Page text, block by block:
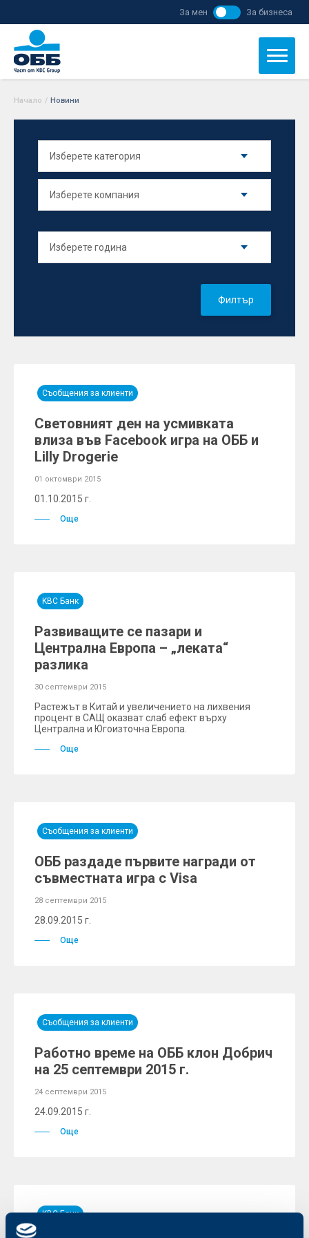
За мен За бизнеса
Начало / Новини
Филтър
Съобщения за клиенти
Световният ден на усмивката
влиза във Facebook игра на ОББ и
Lilly Drogerie
01 октомври 2015
01.10.2015 г.
Още
KBC Банк
Развиващите се пазари и
Централна Европа – „леката“
разлика
30 септември 2015
Растежът в Китай и увеличението на лихвения
процент в САЩ оказват слаб ефект върху
Централна и Югоизточна Европа.
Още
Съобщения за клиенти
ОББ раздаде първите награди от
съвместната игра с Visa
28 септември 2015
28.09.2015 г.
Още
Съобщения за клиенти
Работно време на ОББ клон Добрич
на 25 септември 2015 г.
24 септември 2015
24.09.2015 г.
Още
KBC Банк